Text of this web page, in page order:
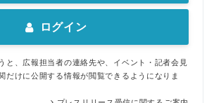
ログイン
と、広報担当者の連絡先や、イベント・記者会見
だけに公開する情報が閲覧できるようになりま